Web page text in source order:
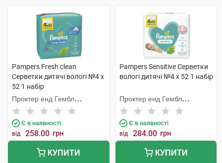
Pampers Fresh clean
Cерветки дитячі вологі №4 х
52 1 набір
Проктер енд Гембл
Мануфекчурінг
Є в наявності
від 258.00 грн
КУПИТИ
Pampers Sensitive Серветки
вологі дитячі №4 х 52 1 набір
Проктер енд Гембл
Мануфекчурінг
Є в наявності
від 284.00 грн
КУПИТИ